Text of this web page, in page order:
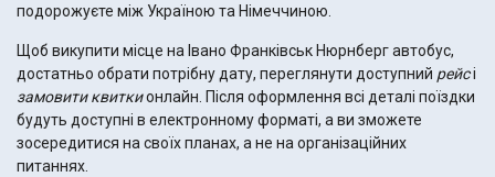
подорожуєте між Україною та Німеччиною.
Щоб викупити місце на Івано Франківськ Нюрнберг автобус,
достатньо обрати потрібну дату, переглянути доступний рейсі
замовити квиткионлайн. Після оформлення всі деталі поїздки
будуть доступні в електронному форматі, а ви зможете
зосередитися на своїх планах, а не на організаційних
питаннях.